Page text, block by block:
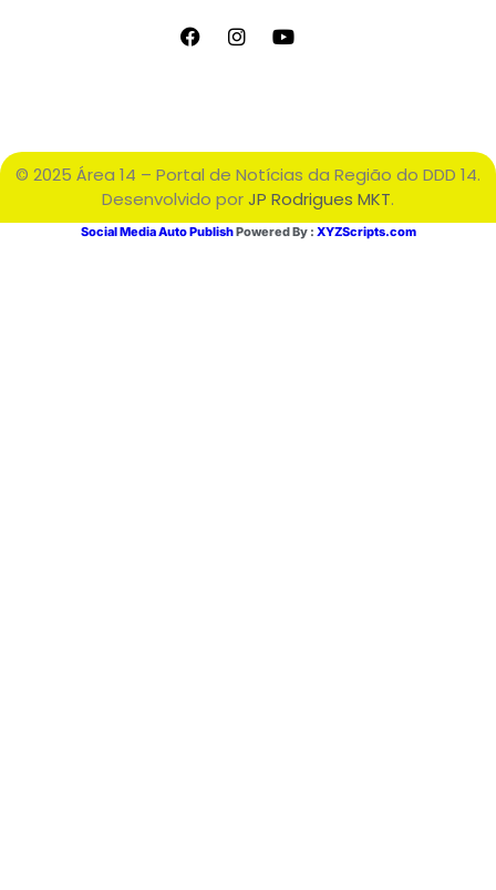
© 2025 Área 14 – Portal de Notícias da Região do DDD 14.
Desenvolvido porJP Rodrigues MKT.
Social Media Auto PublishPowered By : XYZScripts.com